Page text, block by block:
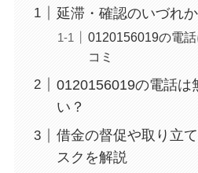
延滞・確認のいづれ
0120156019の電
コミ
0120156019の電話は
い？
借金の督促や取り立
スクを解説